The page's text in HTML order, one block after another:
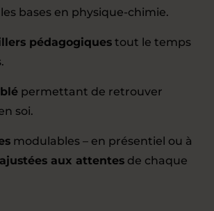
bases en physique-chimie.
pédagogiques tout le temps
permettant de retrouver
soi.
modulables – en présentiel ou à
ajustées aux attentes de chaque